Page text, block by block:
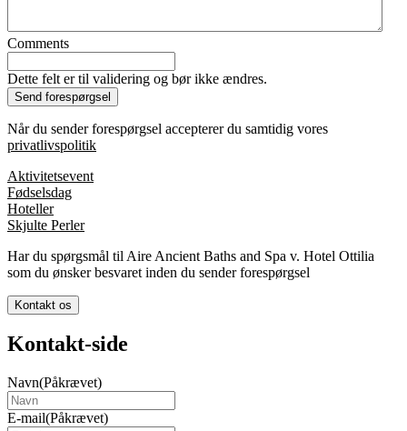
Comments
Dette felt er til validering og bør ikke ændres.
Når du sender forespørgsel accepterer du samtidig vores
privatlivspolitik
Aktivitetsevent
Fødselsdag
Hoteller
Skjulte Perler
Har du spørgsmål til Aire Ancient Baths and Spa v. Hotel Ottilia
som du ønsker besvaret inden du sender forespørgsel
Kontakt os
Kontakt-side
Navn(Påkrævet)
E-mail(Påkrævet)